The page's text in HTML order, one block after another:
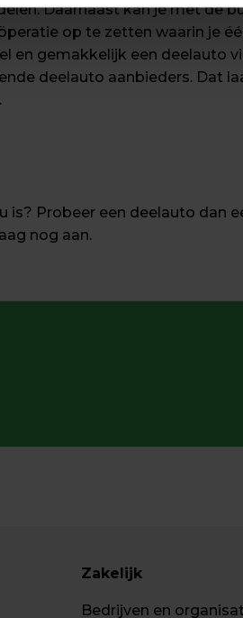
Daarnaast kan je met de
op te zetten waarin je
en gemakkelijk een deelauto
deelauto aanbieders. Dat
Probeer een deelauto dan
nog aan.
Zakelijk
Bedrijven en